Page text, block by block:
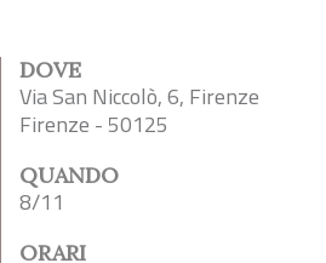
DOVE
Via San Niccolò, 6, Firenze
Firenze - 50125
QUANDO
8/11
ORARI